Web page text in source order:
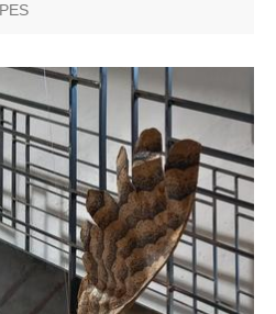
européennes du patrimoine,
moulin industriel en